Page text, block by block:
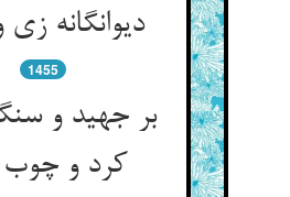
دیوانگانه
1455
بر جهید و
کرد و